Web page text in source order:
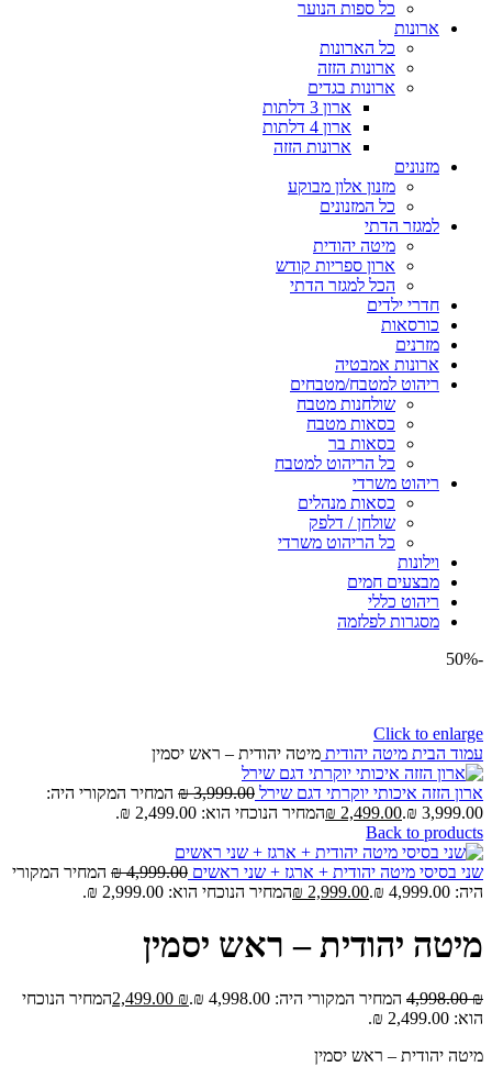
כל ספות הנוער
ארונות
כל הארונות
ארונות הזזה
ארונות בגדים
ארון 3 דלתות
ארון 4 דלתות
ארונות הזזה
מזנונים
מזנון אלון מבוקע
כל המזנונים
למגזר הדתי
מיטה יהודית
ארון ספריות קודש
הכל למגזר הדתי
חדרי ילדים
כורסאות
מזרנים
ארונות אמבטיה
ריהוט למטבח/מטבחים
שולחנות מטבח
כסאות מטבח
כסאות בר
כל הריהוט למטבח
ריהוט משרדי
כסאות מנהלים
שולחן / דלפק
כל הריהוט משרדי
וילונות
מבצעים חמים
ריהוט כללי
מסגרות לפלזמה
-50%
Click to enlarge
עמוד הבית מיטה יהודית מיטה יהודית – ראש יסמין
ארון הזזה איכותי יוקרתי דגם שירל 3,999.00
₪ המחיר המקורי היה:
3,999.00 ₪.
2,499.00
₪המחיר הנוכחי הוא: 2,499.00 ₪.
Back to products
שני בסיסי מיטה יהודית + ארגז + שני ראשים 4,999.00
₪ המחיר המקורי
היה: 4,999.00 ₪.
2,999.00
₪המחיר הנוכחי הוא: 2,999.00 ₪.
מיטה יהודית – ראש יסמין
4,998.00₪ המחיר המקורי היה: 4,998.00 ₪. 2,499.00 ₪
המחיר הנוכחי
הוא: 2,499.00 ₪.
מיטה יהודית – ראש יסמין